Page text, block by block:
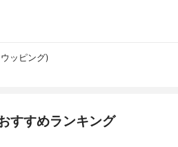
ッピング)
すすめランキング